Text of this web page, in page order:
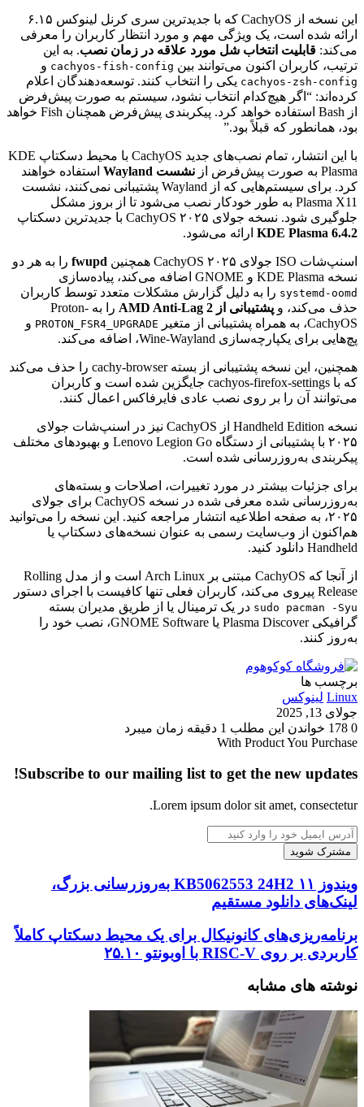
این نسخه از CachyOS که با جدیدترین سری کرنل لینوکس ۶.۱۵
ارائه شده است، یک ویژگی مهم و مورد انتظار کاربران را معرفی
می‌کند: قابلیت انتخاب شل مورد علاقه در زمان نصب. به این
ترتیب، کاربران اکنون می‌توانند بین cachyos-fish-config و
cachyos-zsh-config یکی را انتخاب کنند. توسعه‌دهندگان اعلام
کرده‌اند: “اگر هیچ‌کدام انتخاب نشود، سیستم به صورت پیش‌فرض
از Bash استفاده خواهد کرد. پیکربندی پیش‌فرض همچنان Fish خواهد
بود، همانطور که قبلاً بود.”
با این انتشار، تمام نصب‌های جدید CachyOS با محیط دسکتاپ KDE
Plasma به صورت پیش‌فرض از
نشست Wayland
استفاده خواهند
کرد. برای سیستم‌هایی که از Wayland پشتیبانی نمی‌کنند، نشست
Plasma X11 به طور خودکار نصب می‌شود تا از بروز مشکل
جلوگیری شود. نسخه جولای ۲۰۲۵ CachyOS با جدیدترین دسکتاپ
KDE Plasma 6.4.2 ارائه می‌شود.
اسنپ‌شات ISO جولای ۲۰۲۵ CachyOS همچنین fwupd را به هر دو
نسخه KDE Plasma و GNOME اضافه می‌کند، پیاده‌سازی
systemd-oomd را به دلیل گزارش مشکلات متعدد توسط کاربران
حذف می‌کند، و پشتیبانی از AMD Anti-Lag 2
را به Proton-
CachyOS، به همراه پشتیبانی از متغیر
PROTON_FSR4_UPGRADE و
پچ‌هایی برای یکپارچه‌سازی Wine-Wayland، اضافه می‌کند.
همچنین، این نسخه پشتیبانی از بسته cachy-browser را حذف می‌کند
که با cachyos-firefox-settings جایگزین شده است و کاربران
می‌توانند آن را بر روی نصب عادی فایرفاکس اعمال کنند.
نسخه Handheld Edition از CachyOS نیز در اسنپ‌شات جولای
۲۰۲۵ با پشتیبانی از دستگاه Lenovo Legion Go و بهبودهای مختلف
پیکربندی به‌روزرسانی شده است.
برای جزئیات بیشتر در مورد تغییرات، اصلاحات و بسته‌های
به‌روزرسانی شده معرفی شده در نسخه CachyOS برای جولای
۲۰۲۵، به صفحه اطلاعیه انتشار مراجعه کنید. این نسخه را می‌توانید
هم‌اکنون از وب‌سایت رسمی به عنوان نسخه‌های دسکتاپ یا
Handheld دانلود کنید.
از آنجا که CachyOS مبتنی بر Arch Linux است و از مدل Rolling
Release پیروی می‌کند، کاربران فعلی تنها کافیست با اجرای دستور
sudo pacman -Syu در یک ترمینال یا از طریق مدیران بسته
گرافیکی Plasma Discover یا GNOME Software، نصب خود را
به‌روز کنند.
برچسب ها
Linux لینوکس
جولای 13, 2025
0
خواندن این مطلب 1 دقیقه زمان میبرد
With Product You Purchase
Subscribe to our mailing list to get the new updates!
Lorem ipsum dolor sit amet, consectetur.
آدرس
ایمیل
خود
وارد
کنید
ویندوز
۱۱
KB5062553
24H2
به‌روزرسانی
بزرگ،
دانلود
ویندوز ۱۱ KB5062553 24H2 به‌روزرسانی بزرگ،
لینک‌های دانلود مستقیم
برنامه‌ریزی‌های
کانونیکال
برای
یک
محیط
دسکتاپ
کاملاً
کاربردی
بر
روی
RISC-
برنامه‌ریزی‌های کانونیکال برای یک محیط دسکتاپ کاملاً
کاربردی بر روی RISC-V با اوبونتو ۲۵.۱۰
نوشته های مشابه